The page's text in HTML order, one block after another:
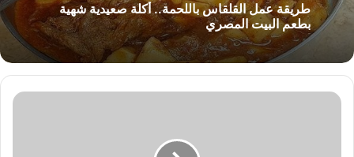
طريقة عمل القلقاس باللحمة.. أكلة صعيدية شهية
بطعم البيت المصري
ظافر